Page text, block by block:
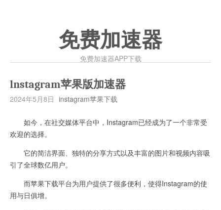
免费加速器
免费加速器APP下载
lnstagram苹果版加速器
2024年5月8日 instagram苹果下载
如今，在社交媒体平台中，Instagram已经成为了一个非常受
欢迎的选择。
它的简洁界面、独特的分享方式以及丰富的图片和视频内容吸
引了全球数亿用户。
而苹果下载平台为用户提供了很多便利，使得Instagram的使
用与日俱增。